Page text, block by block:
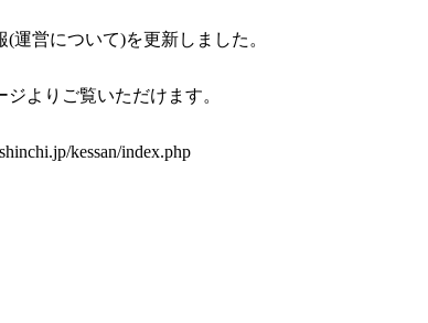
(運営について)を更新しました。
ジよりご覧いただけます。
kessan/index.php